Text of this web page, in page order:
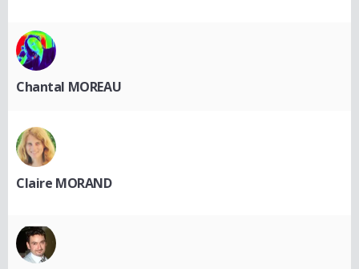
Chantal MOREAU
Claire MORAND